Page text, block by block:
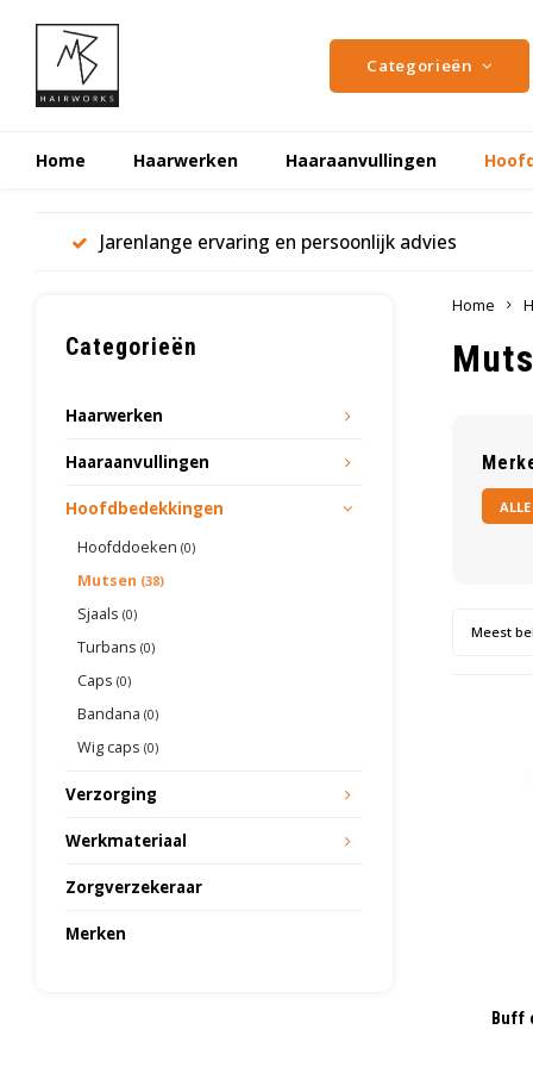
Categorieën
Home Haarwerken Haaraanvullingen
Jarenlange ervaring en persoonlijk advies
Categorieën
Haarwerken
Haaraanvullingen
Hoofdbedekkingen
Hoofddoeken (0)
Mutsen (38)
Sjaals (0)
Turbans (0)
Caps (0)
Bandana (0)
Wig caps (0)
Verzorging
Werkmateriaal
Zorgverzekeraar
Merken
Home
Meest
Buff